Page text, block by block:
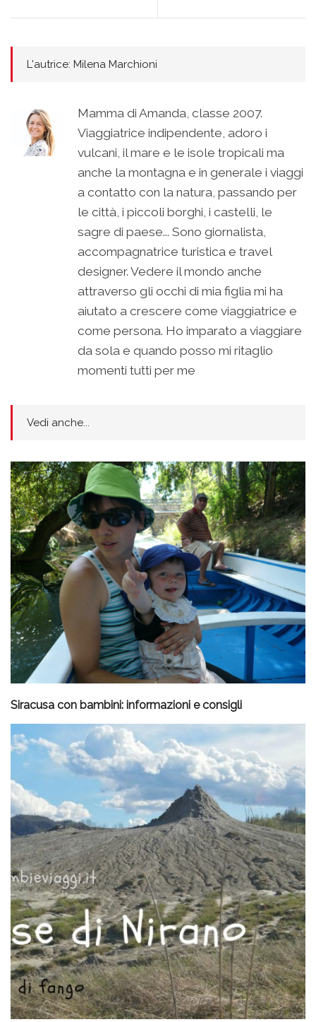
L'autrice: Milena Marchioni
Mamma di Amanda, classe 2007.
Viaggiatrice indipendente, adoro i
vulcani, il mare e le isole tropicali ma
anche la montagna e in generale i viaggi
a contatto con la natura, passando per
le città, i piccoli borghi, i castelli, le
sagre di paese... Sono giornalista,
accompagnatrice turistica e travel
designer. Vedere il mondo anche
attraverso gli occhi di mia figlia mi ha
aiutato a crescere come viaggiatrice e
come persona. Ho imparato a viaggiare
da sola e quando posso mi ritaglio
momenti tutti per me
Vedi anche...
Siracusa con bambini: informazioni e consigli